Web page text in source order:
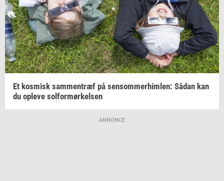
Et kos­misk sam­men­træf på sen­som­mer­him­len: Sådan kan
du op­le­ve sol­for­mør­kel­sen
ANNONCE